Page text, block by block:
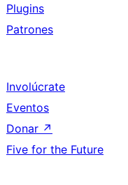
Plugins
Patrones
Involúcrate
Eventos
Donar ↗
Five for the Future